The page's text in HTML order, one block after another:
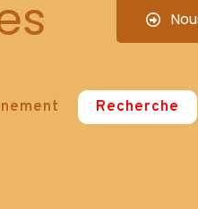
Recherche